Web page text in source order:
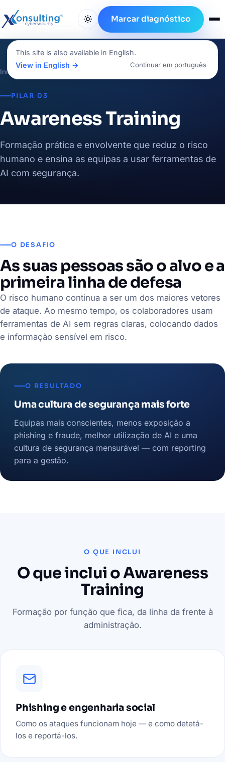
Marcar diagnóstico
Início Awareness Training
PILAR 03
Awareness Training
Formação prática e envolvente que reduz o risco
humano e ensina as equipas a usar ferramentas de
AI com segurança.
O DESAFIO
As suas pessoas são o alvo e a
primeira linha de defesa
O risco humano continua a ser um dos maiores vetores
de ataque. Ao mesmo tempo, os colaboradores usam
ferramentas de AI sem regras claras, colocando dados
e informação sensível em risco.
O RESULTADO
Uma cultura de segurança mais forte
Equipas mais conscientes, menos exposição a
phishing e fraude, melhor utilização de AI e uma
cultura de segurança mensurável — com reporting
para a gestão.
O QUE INCLUI
O que inclui o Awareness
Training
Formação por função que fica, da linha da frente à
administração.
Phishing e engenharia social
Como os ataques funcionam hoje — e como detetá-
los e reportá-los.
This site is also available in English.
View in English →
Continuar em português